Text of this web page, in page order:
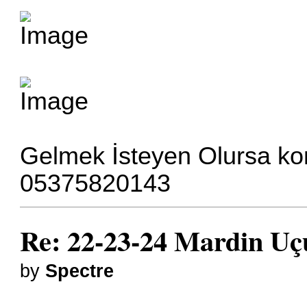
Gelmek İsteyen Olursa
05375820143
Re: 22-23-24 Mardin
by Spectre